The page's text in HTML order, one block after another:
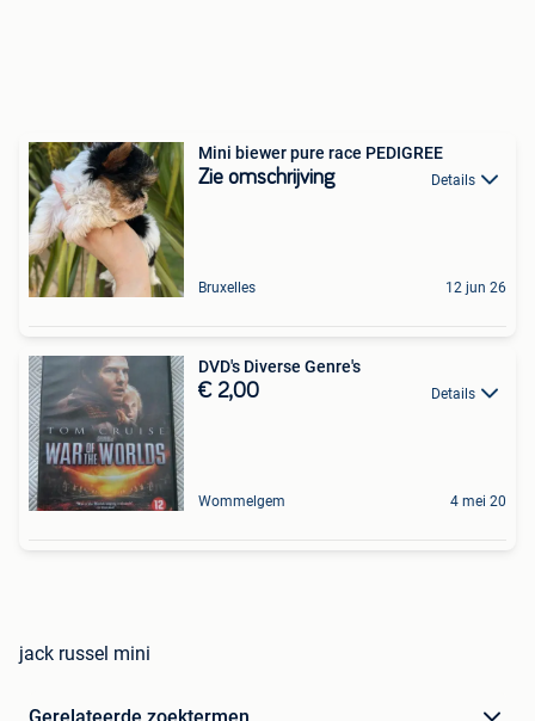
Mini biewer pure race PEDIGREE
Zie omschrijving Details
Bruxelles 12 jun 26
DVD's Diverse Genre's
€ 2,00 Details
Wommelgem 4 mei 20
jack russel mini